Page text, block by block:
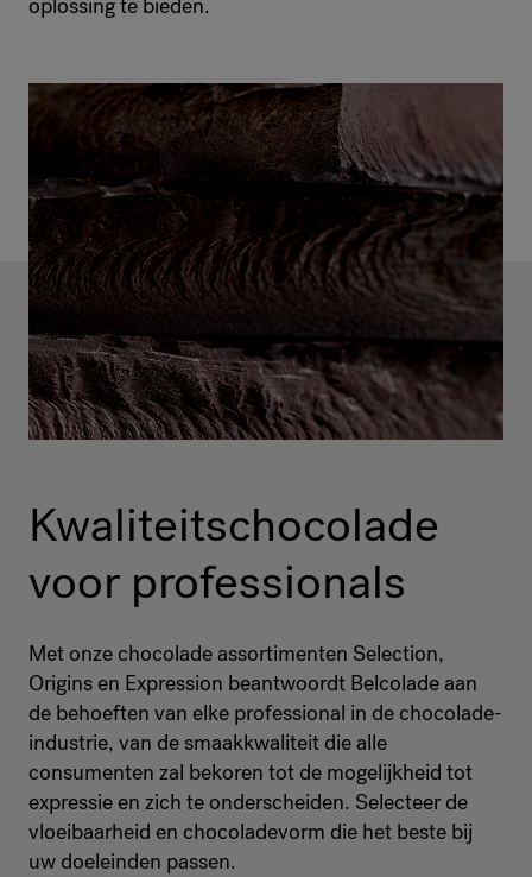
Kwaliteitschocolade
voor professionals
Met onze chocolade assortimenten Selection,
Origins en Expression beantwoordt Belcolade aan
de behoeften van elke professional in de chocolade-
industrie, van de smaakkwaliteit die alle
consumenten zal bekoren tot de mogelijkheid tot
expressie en zich te onderscheiden. Selecteer de
vloeibaarheid en chocoladevorm die het beste bij
uw doeleinden passen.